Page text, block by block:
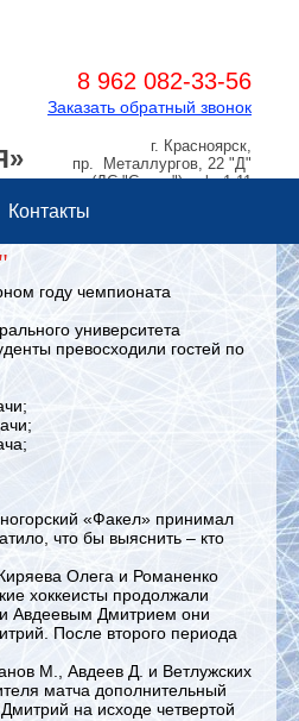
8 962 082-33-56
Заказать обратный звонок
г. Красноярск,
пр. Металлургов, 22 "Д"
(ДС "Сокол"), оф. 1.11
Контакты
году чемпионата
университета
превосходили гостей по
«Факел» принимал
что бы выяснить – кто
Олега и Романенко
хоккеисты продолжали
Авдеевым Дмитрием они
После второго периода
М., Авдеев Д. и Ветлужских
матча дополнительный
на исходе четвертой